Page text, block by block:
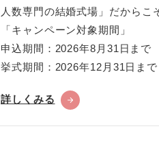
人数専門の結婚式場」だからこ
「キャンペーン対象期間」
申込期間：2026年8月31日まで
挙式期間：2026年12月31日まで
詳しくみる